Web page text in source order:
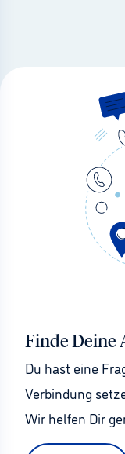
Finde Deine
Du hast eine
Verbindung
Wir helfen Dir